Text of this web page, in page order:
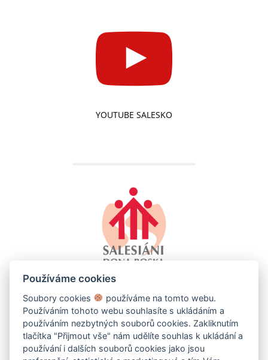
YOUTUBE SALESKO
SALESKO - SALESIÁNSKÉ STŘEDISKO MLÁDEŽE DDM
Používáme cookies
Soubory cookies
používáme na tomto webu.
Používáním tohoto webu souhlasíte s ukládáním a
používáním nezbytných souborů cookies. Zakliknutím
tlačítka "Přijmout vše" nám udělíte souhlas k ukládání a
používání i dalších souborů cookies jako jsou